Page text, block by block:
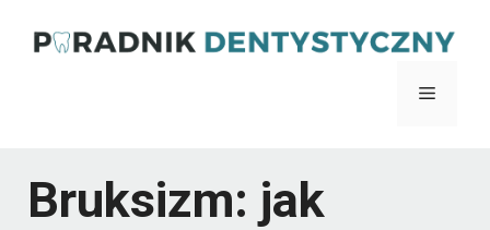
Menu
Bruksizm: jak